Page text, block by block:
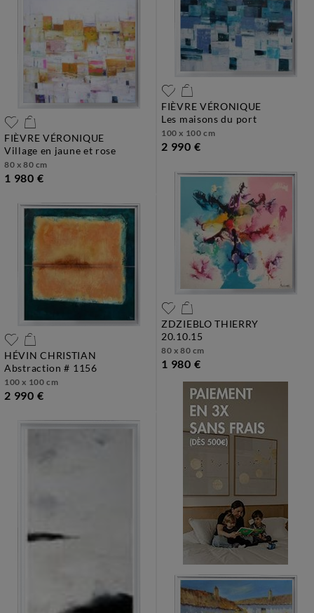
FIÈVRE VÉRONIQUE
village en jaune et rose
80 x 80 cm
1 980 €
FIÈVRE VÉRONIQUE
les maisons du port
100 x 100 cm
2 990 €
HÉVIN CHRISTIAN
abstraction # 1156
100 x 100 cm
2 990 €
ZDZIEBLO THIERRY
20.10.15
80 x 80 cm
1 980 €